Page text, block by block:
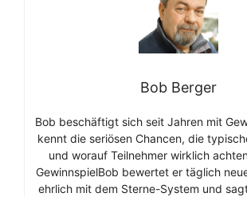
Bob Berger
Bob beschäftigt sich seit Jahren mit
kennt die seriösen Chancen, die
und worauf Teilnehmer wirklich
GewinnspielBob bewertet er täglich
ehrlich mit dem Sterne-System und